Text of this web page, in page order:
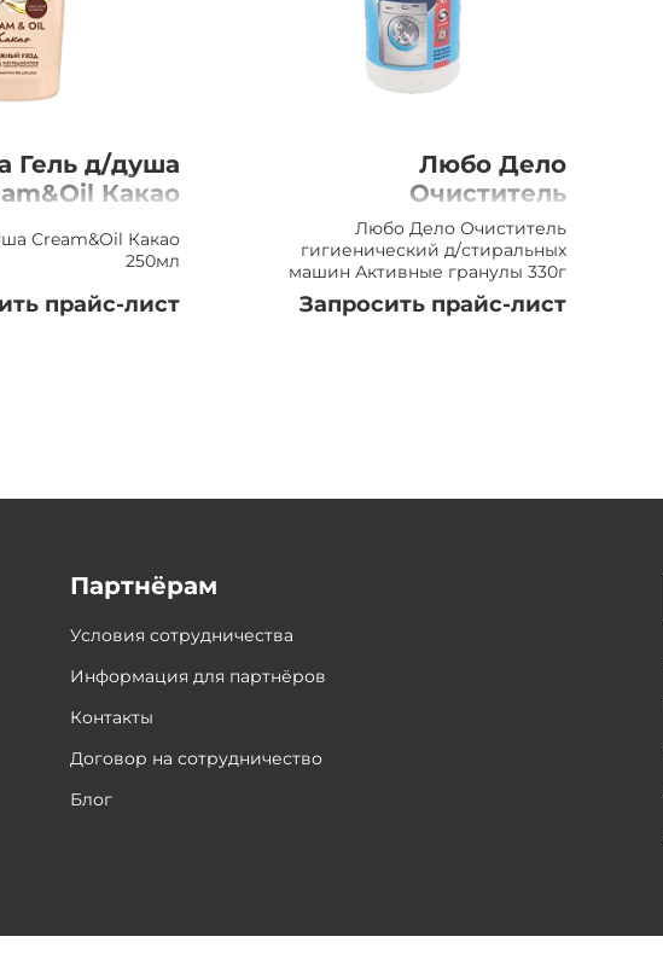
Гель д/душа
Какао
Cream&Oil Какао
250мл
прайс-лист
Любо Дело
Очиститель
гигиенический д/
стиральных машин
Активные гранулы
330г
Любо Дело Очиститель
гигиенический д/стиральных
машин Активные гранулы 330г
Запросить прайс-лист
Партнёрам
Условия сотрудничества
Информация для партнёров
Контакты
Договор на сотрудничество
Блог